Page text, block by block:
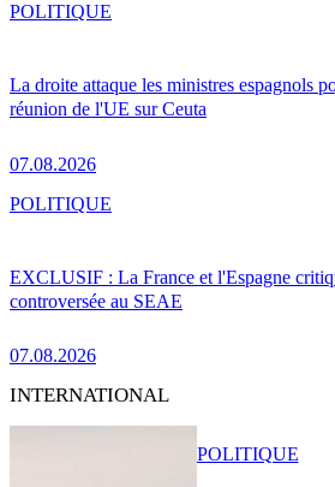
La droite attaque les ministres espagnols
réunion de l'UE sur Ceuta
07.08.2026
POLITIQUE
EXCLUSIF : La France et l'Espagne
controversée au SEAE
07.08.2026
POLITIQUE
INTERNATIONAL
POLITIQUE